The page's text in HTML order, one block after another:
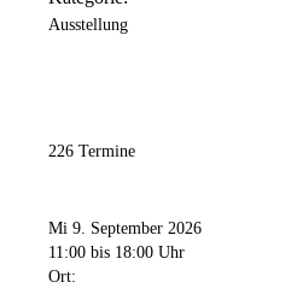
Ausstellung
226 Termine
Mi 9. September 2026
11:00 bis 18:00 Uhr
Ort: